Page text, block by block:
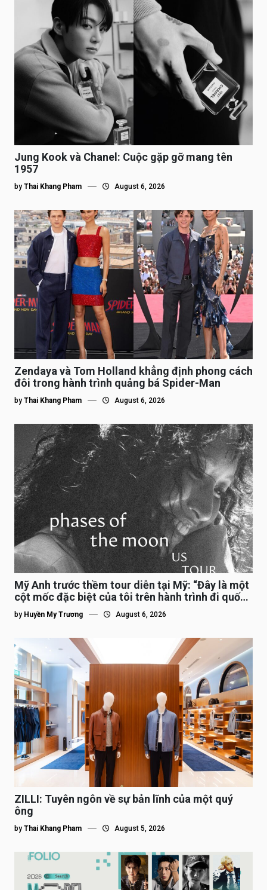
Jung Kook và Chanel: Cuộc gặp gỡ mang tên
1957
by Thai Khang Pham August 6, 2026
Zendaya và Tom Holland khẳng định phong cách
đôi trong hành trình quảng bá Spider-Man
by Thai Khang Pham August 6, 2026
Mỹ Anh trước thềm tour diễn tại Mỹ: “Đây là một
cột mốc đặc biệt của tôi trên hành trình đi quốc
tế”
by Huyền My Trương August 6, 2026
ZILLI: Tuyên ngôn về sự bản lĩnh của một quý
ông
by Thai Khang Pham August 5, 2026